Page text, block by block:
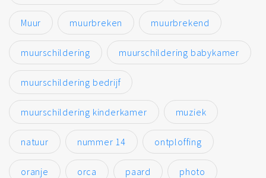
Muur muurbreken muurbrekend
muurschildering muurschildering babykamer
muurschildering bedrijf
muurschildering kinderkamer muziek
natuur nummer 14 ontploffing
oranje orca paard photo